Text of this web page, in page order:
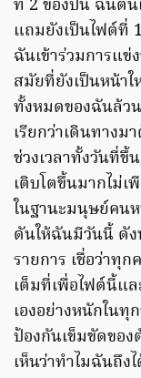
ที่ 2 ของปีนี้ ฉันตื่น
แถมยังเป็นไฟต์ที่
ฉันเข้าร่วมการแ
สมัยที่ยังเป็นหน้า
ทั้งหมดของฉันล้ว
เรียกว่าเดินทาง
ช่วงเวลาทั้งวันที่
เติบโตขึ้นมากไม่
ในฐานะมนุษย์คน
ดันให้ฉันมีวันนี้ ดัง
รายการ เชื่อว่าทุ
เต็มที่เพื่อไฟต์นี้แ
เองอย่างหนักใน
ป้องกันเข็มขัดขอ
เห็นว่าทำไมฉันถึง